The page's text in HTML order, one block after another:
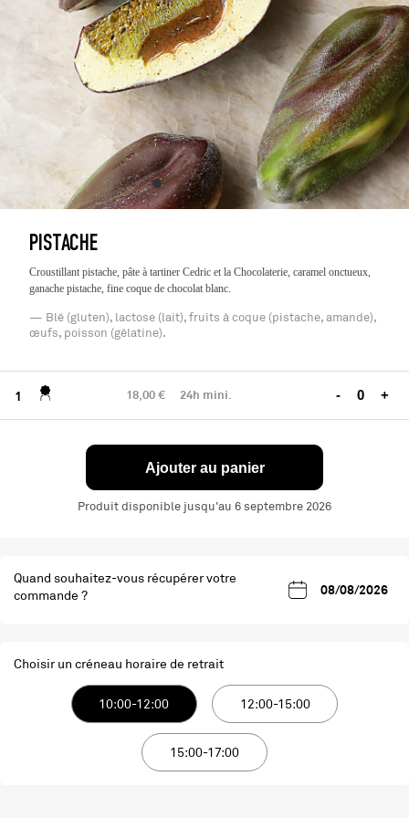
Quand souhaitez-vous récupérer votre
commande ?
Choisir un créneau horaire de retrait
10:00-12:00 12:00-15:00
15:00-17:00
PISTACHE
Croustillant pistache, pâte à tartiner Cedric et la Chocolaterie, caramel onctueux,
ganache pistache, fine coque de chocolat blanc.
— Blé (gluten), lactose (lait), fruits à coque (pistache, amande),
œufs, poisson (gélatine).
1 18,00 € 24h mini. - +
Ajouter au panier
Produit disponible jusqu'au 6 septembre 2026